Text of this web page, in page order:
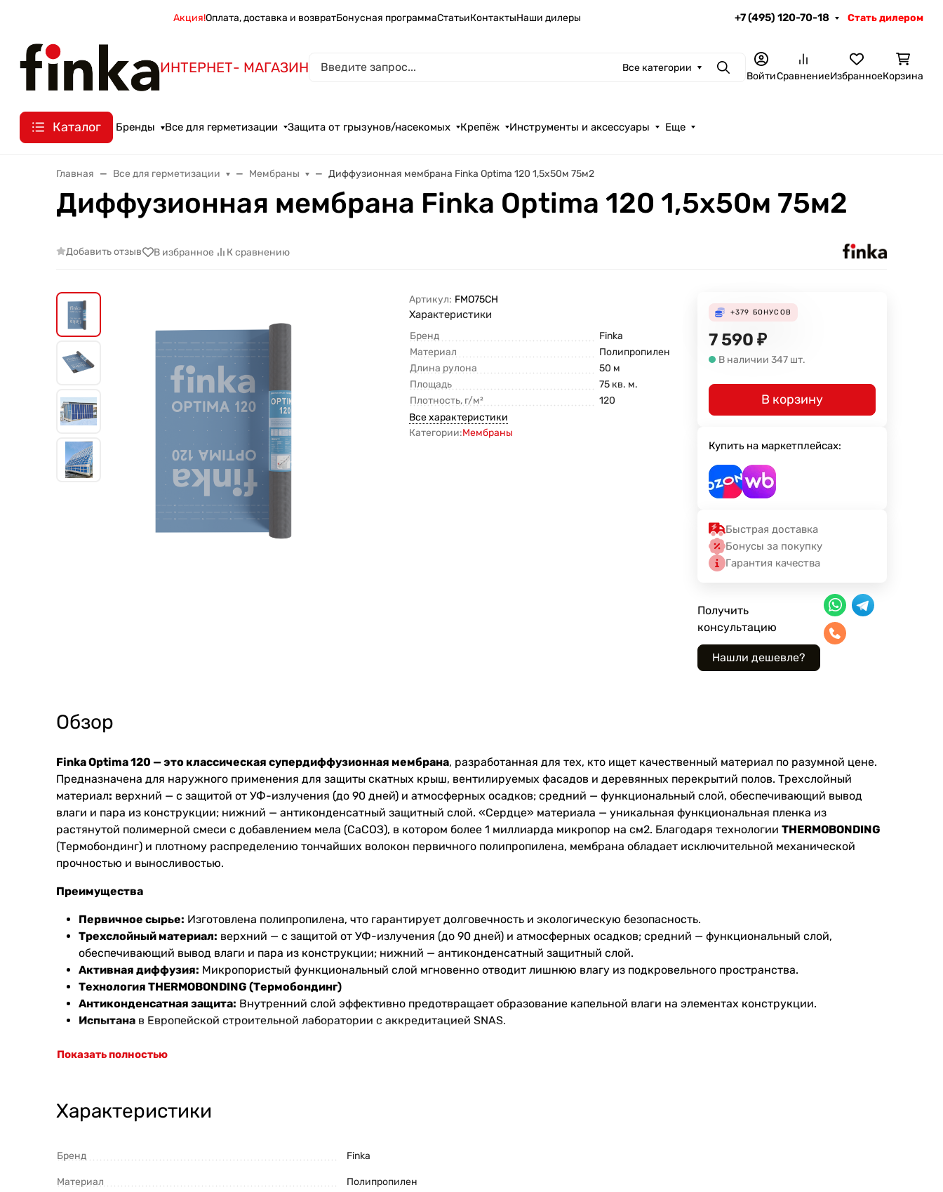
Акция!Оплата, доставка и возвратБонусная программаСтатьиКонтактыНаши дилеры +7 (495) 120-70-18 Стать дилером
ИНТЕРНЕТ- МАГАЗИН Все категории ПоискВойтиСравнениеИзбранноеКорзина
Каталог Бренды Все для герметизации Защита от грызунов/насекомых Крепёж Инструменты и аксессуары Еще
Главная Все для герметизации Мембраны Диффузионная мембрана Finka Optima 120 1,5х50м 75м2
Диффузионная мембрана Finka Optima 120 1,5х50м 75м2
Добавить отзыв В избранное К сравнению
Артикул: FMO75CH
Характеристики
Бренд
Finka
Материал
Полипропилен
Длина рулона
50 м
Площадь
75 кв. м.
Плотность, г/м²
120
Все характеристики
Категории:Мембраны
+379 БОНУСОВ
7 590 ₽
В наличии 347 шт.
В корзину
Купить на маркетплейсах:
Быстрая доставка
Бонусы за покупку
Гарантия качества
Получить
консультацию
Обзор
Finka Optima 120 — это классическая супердиффузионная мембрана, разработанная для тех, кто ищет качественный материал по разумной цене.
Предназначена для наружного применения для защиты скатных крыш, вентилируемых фасадов и деревянных перекрытий полов. Трехслойный
материал: верхний — с защитой от УФ-излучения (до 90 дней) и атмосферных осадков; средний — функциональный слой, обеспечивающий вывод
влаги и пара из конструкции; нижний — антиконденсатный защитный слой. «Сердце» материала — уникальная функциональная пленка из
растянутой полимерной смеси с добавлением мела (СаСОЗ), в котором более 1 миллиарда микропор на см2. Благодаря технологии THERMOBONDING
(Термобондинг) и плотному распределению тончайших волокон первичного полипропилена, мембрана обладает исключительной механической
прочностью и выносливостью.
Преимущества
Первичное сырье: Изготовлена полипропилена, что гарантирует долговечность и экологическую безопасность.
Трехслойный материал: верхний — с защитой от УФ-излучения (до 90 дней) и атмосферных осадков; средний — функциональный слой,
обеспечивающий вывод влаги и пара из конструкции; нижний — антиконденсатный защитный слой.
Активная диффузия: Микропористый функциональный слой мгновенно отводит лишнюю влагу из подкровельного пространства.
Технология THERMOBONDING (Термобондинг)
Антиконденсатная защита: Внутренний слой эффективно предотвращает образование капельной влаги на элементах конструкции.
Испытана в Европейской строительной лаборатории с аккредитацией SNAS.
Применение
Характеристики
Площадь: 75 м2
Показать полностью
Характеристики
Бренд Finka
Материал Полипропилен